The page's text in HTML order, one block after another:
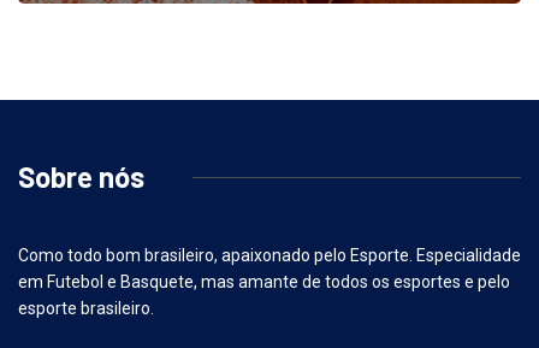
Sobre nós
Como todo bom brasileiro, apaixonado pelo Esporte. Especialidade
em Futebol e Basquete, mas amante de todos os esportes e pelo
esporte brasileiro.